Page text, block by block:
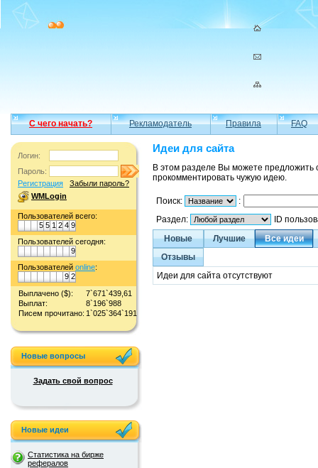
С чего начать? Рекламодатель Правила FAQ
Логин:
Пароль:
Регистрация
Забыли пароль?
WMLogin
Пользователей всего:
5 5 1 2 4 9
Пользователей сегодня:
9
Пользователей online:
9 2
Выплачено ($):
7`671`439,61
Выплат:
8`196`988
Писем прочитано: 1`025`364`191
Новые вопросы
Задать свой вопрос
Новые идеи
Статистика на бирже
рефералов
Идеи для сайта
В этом разделе Вы можете
прокомментировать чужую идею.
Поиск:
:
Раздел:
ID
Новые
Лучшие
Все идеи
Отзывы
Идеи для сайта отсутствуют